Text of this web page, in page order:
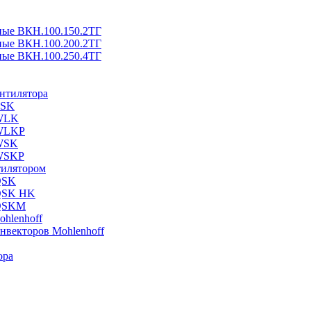
ВКН.100.150.2ТГ
ВКН.100.200.2ТГ
ВКН.100.250.4ТГ
HK
Mohlenhoff